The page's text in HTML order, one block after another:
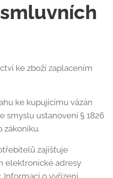
ke zboží zaplacením
ke kupujícímu vázán
smyslu ustanovení § 1826
zákoníku.
zajišťuje
elektronické adresy
. Informaci o vyřízení